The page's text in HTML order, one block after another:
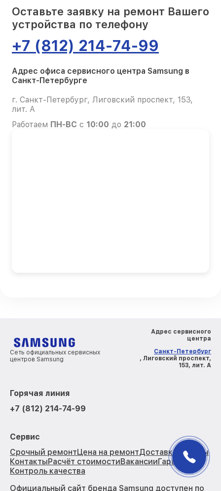
Оставьте заявку на ремонт Вашего
устройства по телефону
+7 (812) 214-74-99
Адрес офиса сервисного центра Samsung в
Санкт-Петербурге
г. Санкт-Петербург, Лиговский проспект, 153,
лит. А
Работаем ПН-ВС с 10:00 до 21:00
Сеть официальных сервисных
центров Samsung
Адрес сервисного
центра
Санкт-Петербург
, Лиговский проспект,
153, лит. А
Горячая линия
+7 (812) 214-74-99
Сервис
Срочный ремонтЦена на ремонтДоставка
Отзывы
КонтактыРасчёт стоимостиВакансииГарантии
Контроль качества
Официальный сайт бренда Samsung доступен по